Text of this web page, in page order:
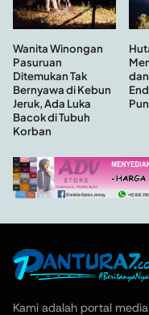
Wanita Winongan
Pasuruan
Ditemukan Tak
Bernyawa di Kebun
Jeruk, Ada Luka
Bacok di Tubuh
Korban
Kami adalah portal